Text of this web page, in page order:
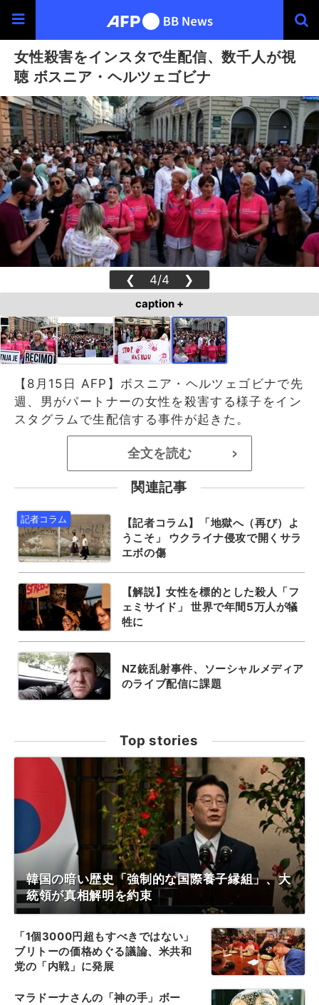
女性殺害をインスタで生配信、数千人が視
聴 ボスニア・ヘルツェゴビナ
❮ 4/4 ❯
caption +
【8月15日 AFP】ボスニア・ヘルツェゴビナで先
週、男がパートナーの女性を殺害する様子をイン
スタグラムで生配信する事件が起きた。
全文を読む >
関連記事
【記者コラム】「地獄へ（再び）よ
うこそ」 ウクライナ侵攻で開くサラ
エボの傷
【解説】女性を標的とした殺人「フ
ェミサイド」 世界で年間5万人が犠
牲に
NZ銃乱射事件、ソーシャルメディア
のライブ配信に課題
Top stories
韓国の暗い歴史「強制的な国際養子縁組」、大
統領が真相解明を約束
「1個3000円超もすべきではない」
ブリトーの価格めぐる議論、米共和
党の「内戦」に発展
マラドーナさんの「神の手」ボー